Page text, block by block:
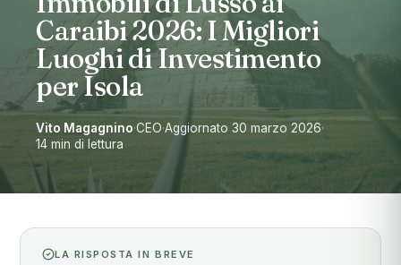
Caraibi 2026: I Migliori
Luoghi di Investimento
per Isola
Vito Magagnino·CEO·Aggiornato 30 marzo 2026·
14 min di lettura
LA RISPOSTA IN BREVE